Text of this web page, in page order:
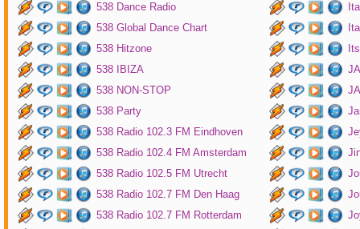
538 Dance Radio
538 Global Dance Chart
538 Hitzone
538 IBIZA
538 NON-STOP
538 Party
538 Radio 102.3 FM Eindhoven
538 Radio 102.4 FM Amsterdam
538 Radio 102.5 FM Utrecht
538 Radio 102.7 FM Den Haag
538 Radio 102.7 FM Rotterdam